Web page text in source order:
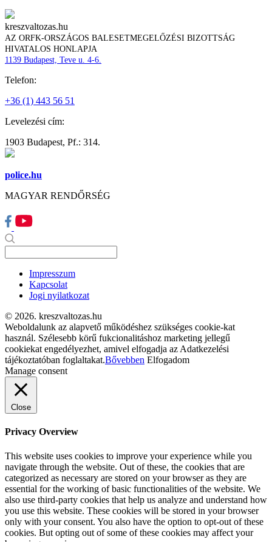
kreszvaltozas.hu
AZ ORFK-ORSZÁGOS BALESETMEGELŐZÉSI BIZOTTSÁG
HIVATALOS HONLAPJA
1139 Budapest, Teve u. 4-6.
Telefon:
+36 (1) 443 56 51
Levelezési cím:
1903 Budapest, Pf.: 314.
police.hu
MAGYAR RENDŐRSÉG
Impresszum
Kapcsolat
Jogi nyilatkozat
© 2026. kreszvaltozas.hu
Weboldalunk az alapvető működéshez szükséges cookie-kat
használ. Szélesebb körű fukcionalitáshoz marketing jellegű
cookiekat engedélyezhet, amivel elfogadja az Adatkezelési
tájékoztatóban foglaltakat.Bővebben Elfogadom
Manage consent
Close
Privacy Overview
This website uses cookies to improve your experience while you
navigate through the website. Out of these, the cookies that are
categorized as necessary are stored on your browser as they are
essential for the working of basic functionalities of the website. We
also use third-party cookies that help us analyze and understand how
you use this website. These cookies will be stored in your browser
only with your consent. You also have the option to opt-out of these
cookies. But opting out of some of these cookies may affect your